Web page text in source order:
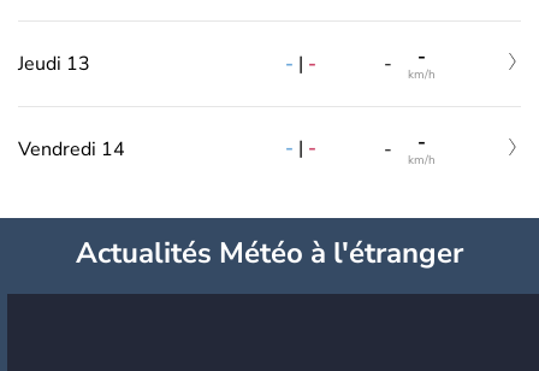
Jeudi 13 - | - - -
km/h
Vendredi 14 - | - - -
km/h
Actualités Météo à l'étranger